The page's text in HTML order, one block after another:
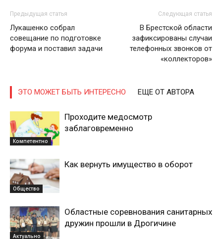
Предыдущая статья
Лукашенко собрал
совещание по подготовке
форума и поставил задачи
Следующая статья
В Брестской области
зафиксированы случаи
телефонных звонков от
«коллекторов»
ЭТО МОЖЕТ БЫТЬ ИНТЕРЕСНО ЕЩЕ ОТ АВТОРА
Компетентно
Проходите медосмотр
заблаговременно
Общество
Как вернуть имущество в оборот
Актуально
Областные соревнования санитарных
дружин прошли в Дрогичине